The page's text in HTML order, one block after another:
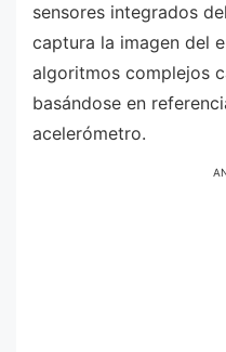
sensores integrados
captura la imagen del
algoritmos complejos
basándose en
acelerómetro.